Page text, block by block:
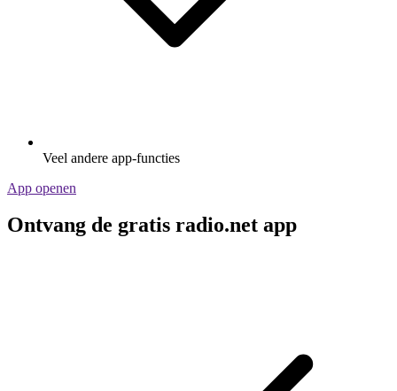
Veel andere app-functies
App openen
Ontvang de gratis radio.net app